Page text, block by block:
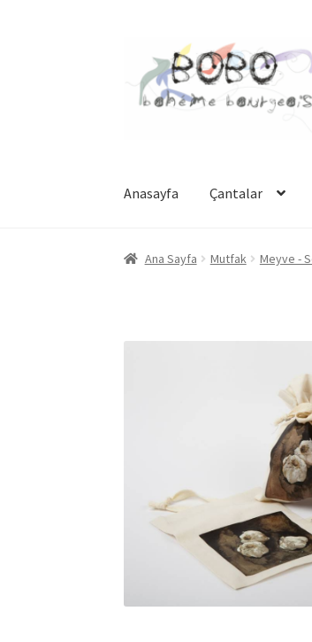
Dolaşıma
Anasayfa Çantalar
Ana Sayfa Mutfak Meyve -